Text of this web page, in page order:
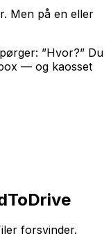
Men på en eller
”Hvor?” Du
— og kaosset
forsvinder.